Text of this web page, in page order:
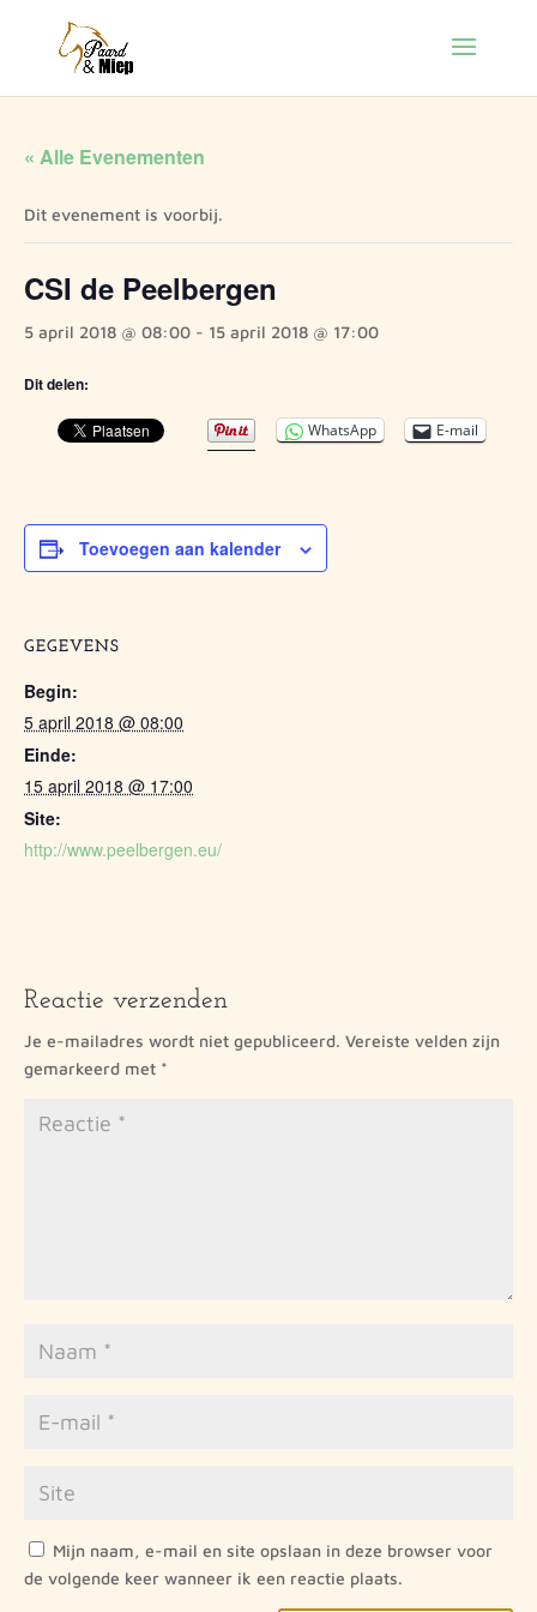
« Alle Evenementen
Dit evenement is voorbij.
CSI de Peelbergen
5 april 2018 @ 08:00 - 15 april 2018 @ 17:00
Dit delen:
WhatsApp E-mail
Toevoegen aan kalender
GEGEVENS
Begin:
5 april 2018 @ 08:00
Einde:
15 april 2018 @ 17:00
Site:
http://www.peelbergen.eu/
Reactie verzenden
Je e-mailadres wordt niet gepubliceerd. Vereiste velden zijn
gemarkeerd met *
Mijn naam, e-mail en site opslaan in deze browser voor
de volgende keer wanneer ik een reactie plaats.